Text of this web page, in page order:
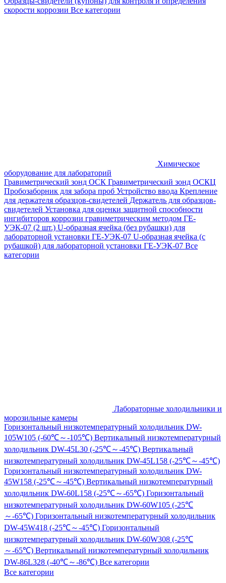
скорости коррозии Все категории
Химическое
оборудование для лабораторий
Гравиметрический зонд ОСК Гравиметрический зонд ОСКЦ
Пробозаборник для забора проб Устройство ввода Крепление
для держателя образцов-свидетелей Держатель для образцов-
свидетелей Установка для оценки защитной способности
ингибиторов коррозии гравиметрическим методом ГЕ-
УЭК-07 (2 шт.) U-образная ячейка (без рубашки) для
лабораторной установки ГЕ-УЭК-07 U-образная ячейка (с
рубашкой) для лабораторной установки ГЕ-УЭК-07 Все
категории
Лабораторные холодильники и
морозильные камеры
Горизонтальный низкотемпературный холодильник DW-
105W105 (-60℃～-105℃) Вертикальный низкотемпературный
холодильник DW-45L30 (-25℃～-45℃) Вертикальный
низкотемпературный холодильник DW-45L158 (-25℃～-45℃)
Горизонтальный низкотемпературный холодильник DW-
45W158 (-25℃～-45℃) Вертикальный низкотемпературный
холодильник DW-60L158 (-25℃～-65℃) Горизонтальный
низкотемпературный холодильник DW-60W105 (-25℃
～-65℃) Горизонтальный низкотемпературный холодильник
DW-45W418 (-25℃～-45℃) Горизонтальный
низкотемпературный холодильник DW-60W308 (-25℃
～-65℃) Вертикальный низкотемпературный холодильник
DW-86L328 (-40℃～-86℃) Все категории
Все категории